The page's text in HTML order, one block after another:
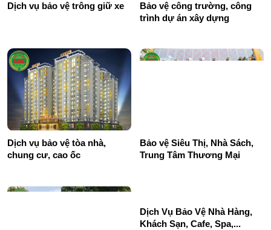
Dịch vụ bảo vệ trông giữ xe
Bảo vệ công trường, công
trình dự án xây dựng
Dịch vụ bảo vệ tòa nhà,
chung cư, cao ốc
Bảo vệ Siêu Thị, Nhà Sách,
Trung Tâm Thương Mại